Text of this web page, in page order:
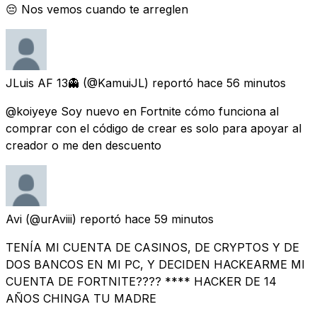
😔 Nos vemos cuando te arreglen
JLuis AF 13👻 (@KamuiJL) reportó hace 56 minutos
@koiyeye Soy nuevo en Fortnite cómo funciona al
comprar con el código de crear es solo para apoyar al
creador o me den descuento
Avi (@urAviii) reportó hace 59 minutos
TENÍA MI CUENTA DE CASINOS, DE CRYPTOS Y DE
DOS BANCOS EN MI PC, Y DECIDEN HACKEARME MI
CUENTA DE FORTNITE???? **** HACKER DE 14
AÑOS CHINGA TU MADRE